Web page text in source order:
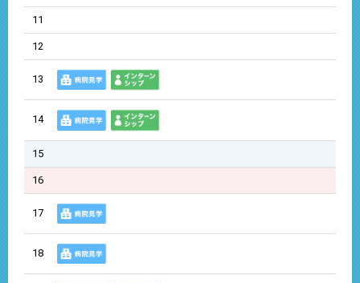
11
12
13
14
15
16
17
18